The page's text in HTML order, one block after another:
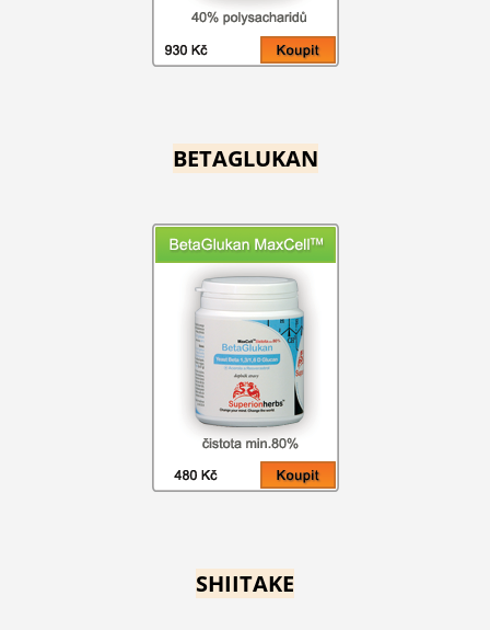
BETAGLUKAN
SHIITAKE